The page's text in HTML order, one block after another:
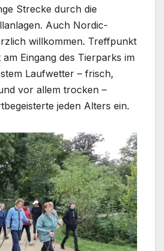
Strecke durch die
Auch Nordic-
willkommen. Treffpunkt
Eingang des Tierparks im
Laufwetter – frisch,
vor allem trocken –
jeden Alters ein.